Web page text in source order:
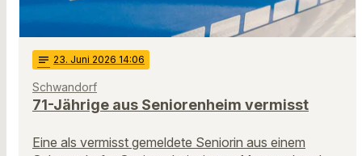
notes 23. Juni 2026 14:06
Schwandorf
71-Jährige aus Seniorenheim vermisst
Eine als vermisst gemeldete Seniorin aus einem